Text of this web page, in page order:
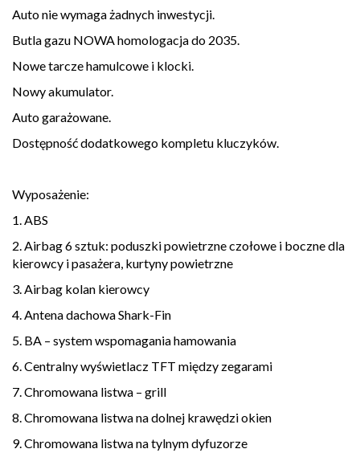
Auto nie wymaga żadnych inwestycji.
Butla gazu NOWA homologacja do 2035.
Nowe tarcze hamulcowe i klocki.
Nowy akumulator.
Auto garażowane.
Dostępność dodatkowego kompletu kluczyków.
Wyposażenie:
1. ABS
2. Airbag 6 sztuk: poduszki powietrzne czołowe i boczne dla
kierowcy i pasażera, kurtyny powietrzne
3. Airbag kolan kierowcy
4. Antena dachowa Shark-Fin
5. BA – system wspomagania hamowania
6. Centralny wyświetlacz TFT między zegarami
7. Chromowana listwa – grill
8. Chromowana listwa na dolnej krawędzi okien
9. Chromowana listwa na tylnym dyfuzorze